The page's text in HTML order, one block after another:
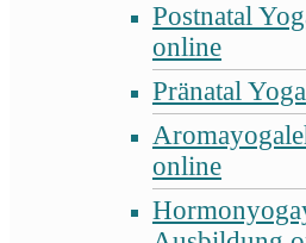
Postnatal
online
Pränatal
online